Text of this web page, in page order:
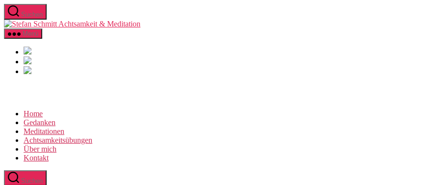
Direkt
zum
Inhalt
wechseln
Suchen
Menü
Home
Gedanken
Meditationen
Achtsamkeitsübungen
Über mich
Kontakt
Suchen